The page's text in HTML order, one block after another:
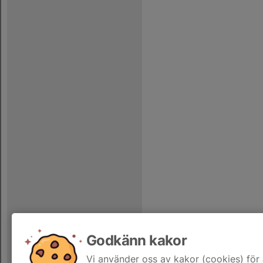
Godkänn kakor
Vi använder oss av kakor (cookies)